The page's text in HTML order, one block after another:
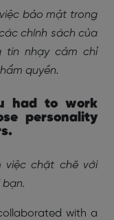
bảo mật trong
chính sách của
tin nhạy cảm chỉ
quyền.
had to work
personality
việc chặt chẽ với
with a